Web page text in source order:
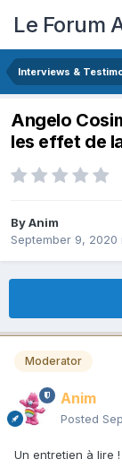
Le Forum
Interviews &
Angelo
les effet de
ByAnim
September 9, 2020
Moderator
Anim
Posted
Un entretien à lire